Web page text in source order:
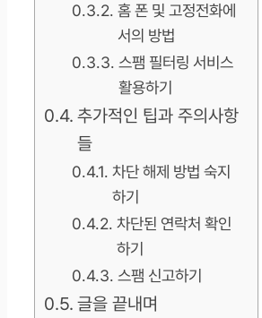
홈 폰 및 고정전화에
서의 방법
스팸 필터링 서비스
활용하기
추가적인 팁과 주의사항
들
차단 해제 방법 숙지
하기
차단된 연락처 확인
하기
스팸 신고하기
글을 끝내며